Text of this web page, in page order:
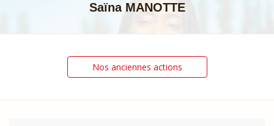
Saïna MANOTTE
Nos anciennes actions